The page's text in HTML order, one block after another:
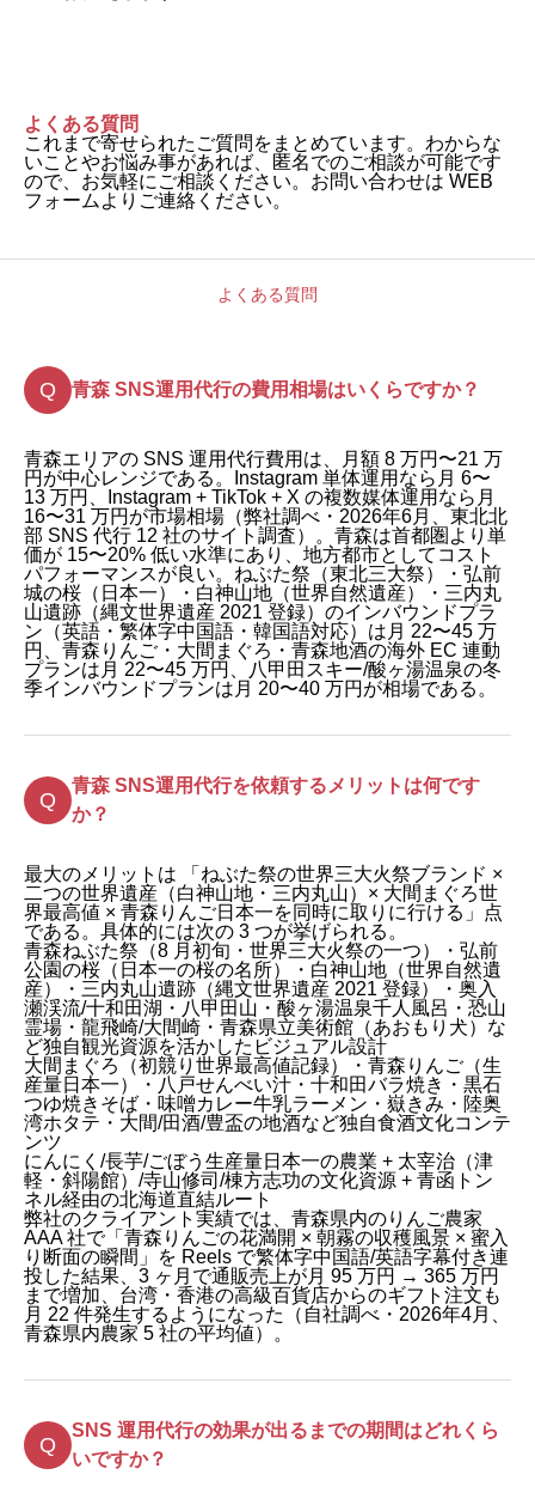
よくある質問
これまで寄せられたご質問をまとめています。わからな
いことやお悩み事があれば、匿名でのご相談が可能です
ので、お気軽にご相談ください。お問い合わせは WEB
フォームよりご連絡ください。
よくある質問
青森 SNS運用代行の費用相場はいくらですか？
青森エリアの SNS 運用代行費用は、月額 8 万円〜21 万
円が中心レンジである。Instagram 単体運用なら月 6〜
13 万円、Instagram + TikTok + X の複数媒体運用なら月
16〜31 万円が市場相場（弊社調べ・2026年6月、東北北
部 SNS 代行 12 社のサイト調査）。青森は首都圏より単
価が 15〜20% 低い水準にあり、地方都市としてコスト
パフォーマンスが良い。ねぶた祭（東北三大祭）・弘前
城の桜（日本一）・白神山地（世界自然遺産）・三内丸
山遺跡（縄文世界遺産 2021 登録）のインバウンドプラ
ン（英語・繁体字中国語・韓国語対応）は月 22〜45 万
円、青森りんご・大間まぐろ・青森地酒の海外 EC 連動
プランは月 22〜45 万円、八甲田スキー/酸ヶ湯温泉の冬
季インバウンドプランは月 20〜40 万円が相場である。
青森 SNS運用代行を依頼するメリットは何です
か？
最大のメリットは 「ねぶた祭の世界三大火祭ブランド ×
二つの世界遺産（白神山地・三内丸山）× 大間まぐろ世
界最高値 × 青森りんご日本一を同時に取りに行ける」点
である。具体的には次の 3 つが挙げられる。
青森ねぶた祭（8 月初旬・世界三大火祭の一つ）・弘前
公園の桜（日本一の桜の名所）・白神山地（世界自然遺
産）・三内丸山遺跡（縄文世界遺産 2021 登録）・奥入
瀬渓流/十和田湖・八甲田山・酸ヶ湯温泉千人風呂・恐山
霊場・龍飛崎/大間崎・青森県立美術館（あおもり犬）な
ど独自観光資源を活かしたビジュアル設計
大間まぐろ（初競り世界最高値記録）・青森りんご（生
産量日本一）・八戸せんべい汁・十和田バラ焼き・黒石
つゆ焼きそば・味噌カレー牛乳ラーメン・嶽きみ・陸奥
湾ホタテ・大間/田酒/豊盃の地酒など独自食酒文化コンテ
ンツ
にんにく/長芋/ごぼう生産量日本一の農業 + 太宰治（津
軽・斜陽館）/寺山修司/棟方志功の文化資源 + 青函トン
ネル経由の北海道直結ルート
弊社のクライアント実績では、青森県内のりんご農家
AAA 社で「青森りんごの花満開 × 朝霧の収穫風景 × 蜜入
り断面の瞬間」を Reels で繁体字中国語/英語字幕付き連
投した結果、3 ヶ月で通販売上が月 95 万円 → 365 万円
まで増加、台湾・香港の高級百貨店からのギフト注文も
月 22 件発生するようになった（自社調べ・2026年4月、
青森県内農家 5 社の平均値）。
SNS 運用代行の効果が出るまでの期間はどれくら
いですか？